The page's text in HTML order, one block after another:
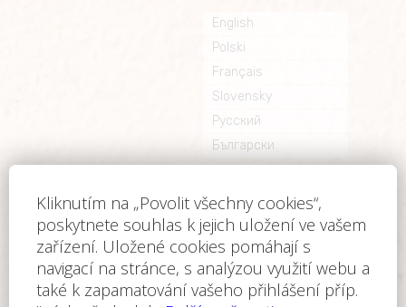
English
Polski
Français
Slovensky
Русский
Български
Provozovatelem webových stránek je společnost
FC FINANCE-CONSULT ČR, s.r.o.
©2005-2026 - FC FINANCE-CONSULT ČR, s.r.o.